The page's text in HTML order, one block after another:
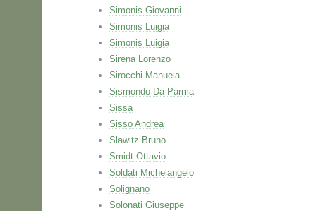
Simonis Giovanni
Simonis Luigia
Simonis Luigia
Sirena Lorenzo
Sirocchi Manuela
Sismondo Da Parma
Sissa
Sisso Andrea
Slawitz Bruno
Smidt Ottavio
Soldati Michelangelo
Solignano
Solonati Giuseppe